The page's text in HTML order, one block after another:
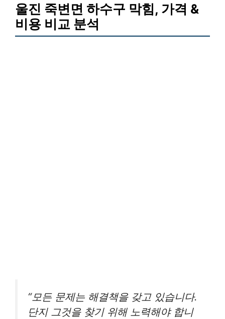
울진 죽변면 하수구 막힘, 가격 &
비용 비교 분석
“모든 문제는 해결책을 갖고 있습니다.
단지 그것을 찾기 위해 노력해야 합니